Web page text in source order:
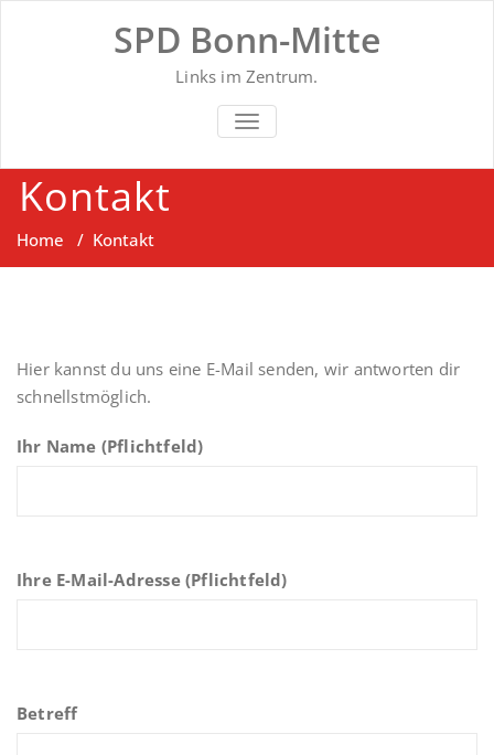
SPD Bonn-Mitte
Links im Zentrum.
SCHALTE NAVIGATION
Kontakt
Home / Kontakt
Hier kannst du uns eine E-Mail senden, wir antworten dir
schnellstmöglich.
Ihr Name (Pflichtfeld)
Ihre E-Mail-Adresse (Pflichtfeld)
Betreff